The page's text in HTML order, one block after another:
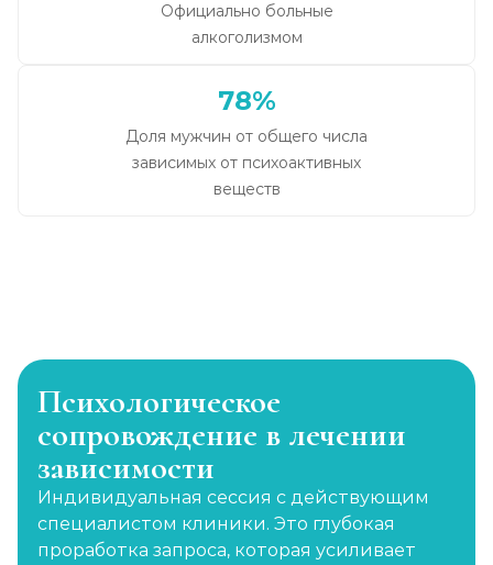
Официально больные
алкоголизмом
78%
Доля мужчин от общего числа
зависимых от психоактивных
веществ
Психологическое
сопровождение в лечении
зависимости
Индивидуальная сессия с действующим
специалистом клиники. Это глубокая
проработка запроса, которая усиливает